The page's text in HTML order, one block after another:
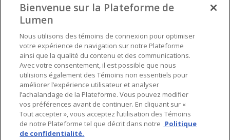
Préférences en matière de cookies
Bienvenue sur la Plateforme de
Lumen
Nous utilisons des témoins de connexion pour optimiser
votre expérience de navigation sur notre Plateforme
ainsi que la qualité du contenu et des communications.
Avec votre consentement, il est possible que nous
utilisions également des Témoins non essentiels pour
améliorer l’expérience utilisateur et analyser
l’achalandage de la Plateforme. Vous pouvez modifier
vos préférences avant de continuer. En cliquant sur «
Tout accepter », vous acceptez l’utilisation des Témoins
de notre Plateforme tel que décrit dans notre Politique
de confidentialité.